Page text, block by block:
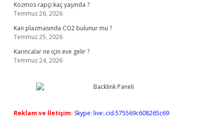
Kozmos rapçi kaç yaşında ?
Temmuz 26, 2026
Kan plazmasında CO2 bulunur mu ?
Temmuz 25, 2026
Karıncalar ne için eve gelir ?
Temmuz 24, 2026
Reklam ve İletişim: Skype: live:.cid.575569c608265c69